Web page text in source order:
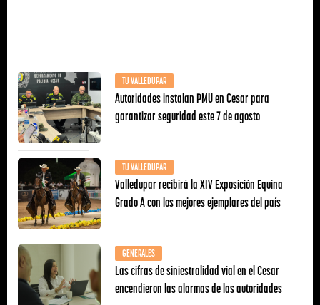
TU VALLEDUPAR
Autoridades instalan PMU en Cesar para
garantizar seguridad este 7 de agosto
TU VALLEDUPAR
Valledupar recibirá la XIV Exposición Equina
Grado A con los mejores ejemplares del país
GENERALES
Las cifras de siniestralidad vial en el Cesar
encendieron las alarmas de las autoridades